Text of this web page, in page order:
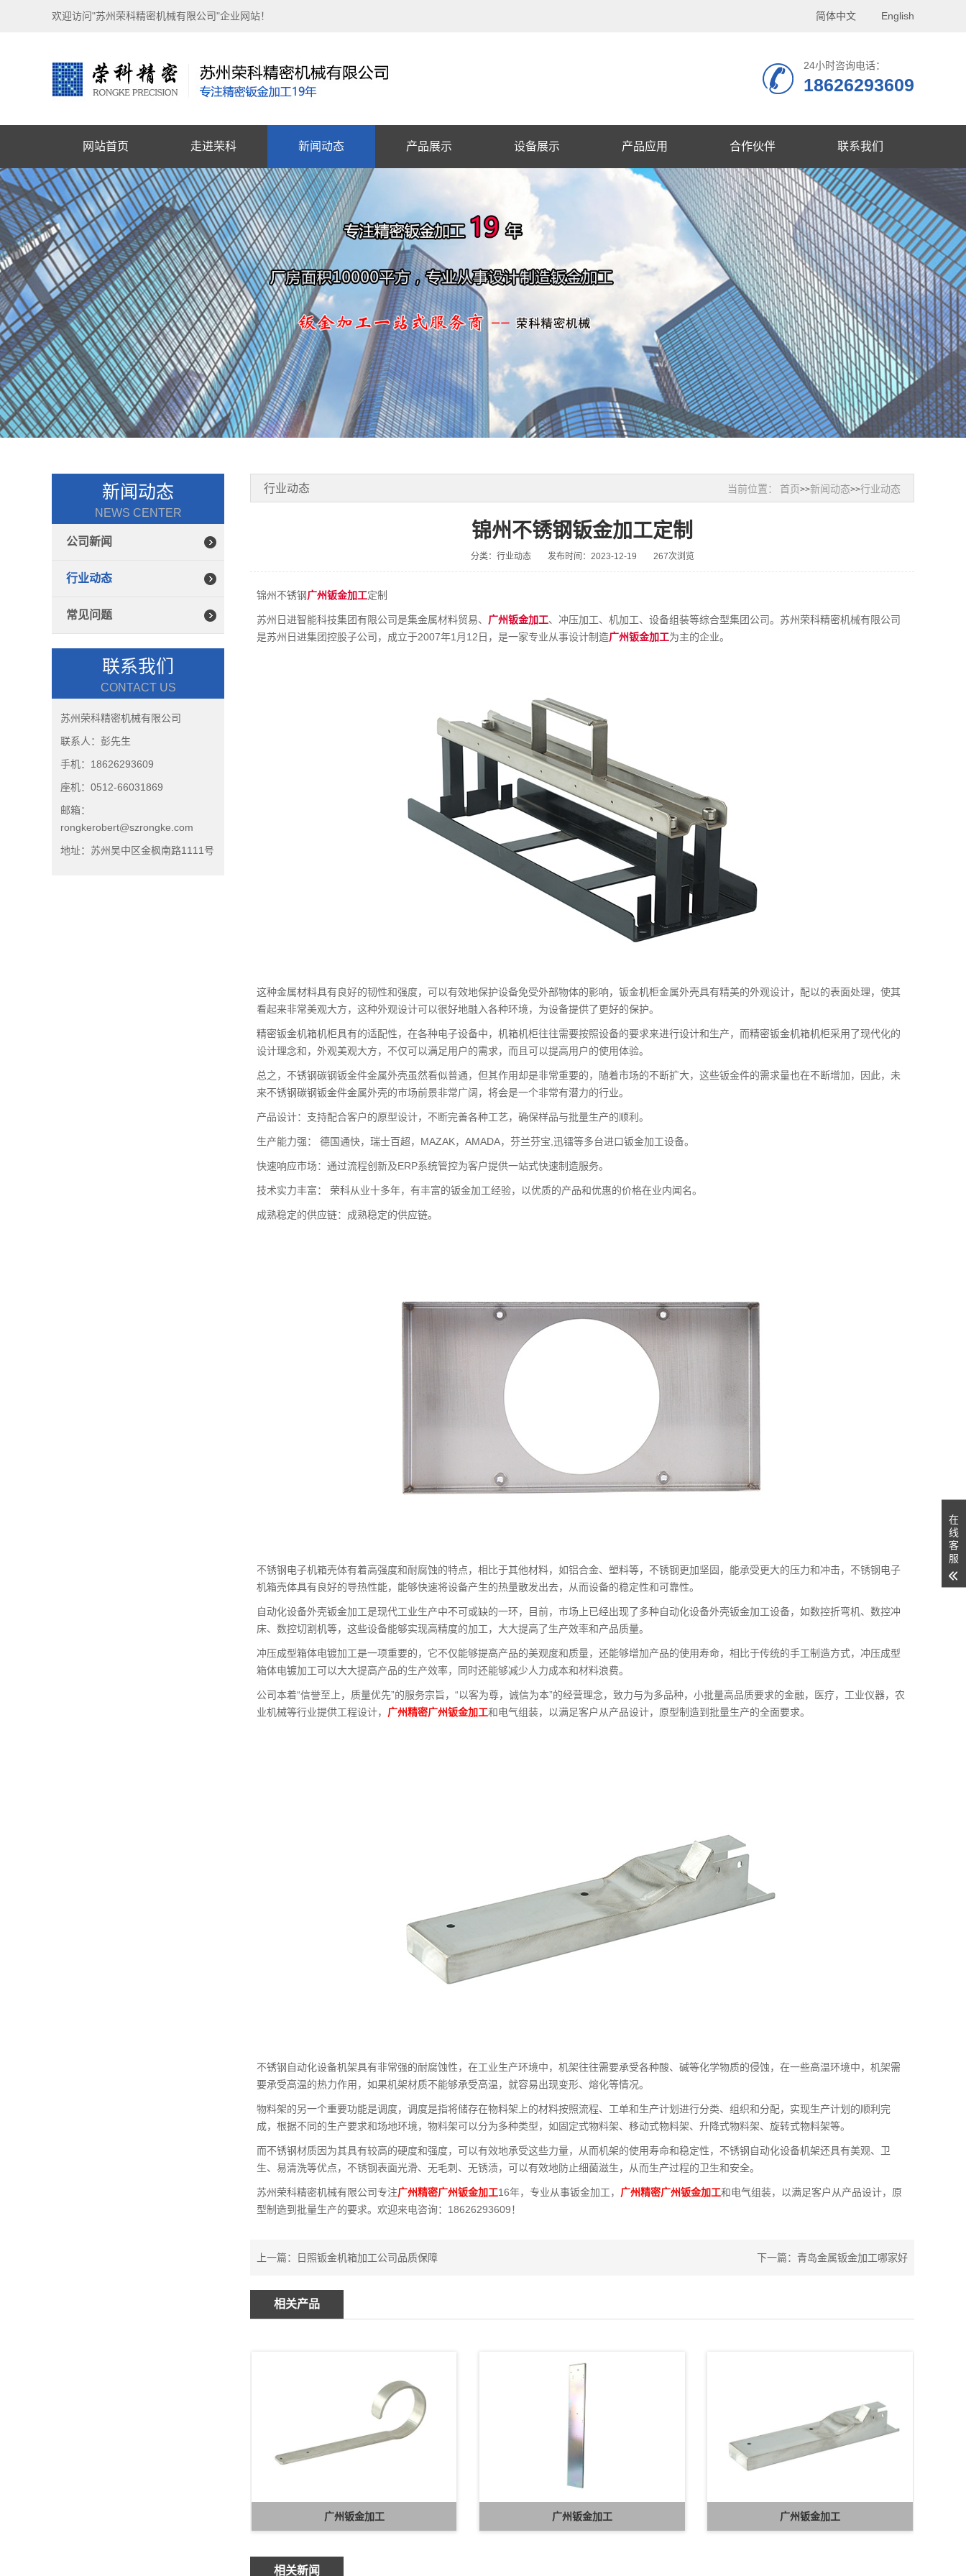
欢迎访问"苏州荣科精密机械有限公司"企业网站！ 简体中文 English
24小时咨询电话：
18626293609
网站首页 走进荣科 新闻动态 产品展示 设备展示 产品应用 合作伙伴 联系我们
新闻动态
NEWS CENTER
公司新闻
行业动态
常见问题
联系我们
CONTACT US
苏州荣科精密机械有限公司
联系人：彭先生
手机：18626293609
座机：0512-66031869
邮箱：
rongkerobert@szrongke.com
地址：苏州吴中区金枫南路1111号
行业动态 当前位置： 首页>>新闻动态>>行业动态
锦州不锈钢钣金加工定制
分类：行业动态 发布时间：2023-12-19 267次浏览
锦州不锈钢广州钣金加工定制
苏州日进智能科技集团有限公司是集金属材料贸易、 广州钣金加工、冲压加工、机加工、设备组装等综合型集团公司。苏州荣科精密机械有限公司
是苏州日进集团控股子公司，成立于2007年1月12日，是一家专业从事设计制造广州钣金加工为主的企业。
这种金属材料具有良好的韧性和强度，可以有效地保护设备免受外部物体的影响，钣金机柜金属外壳具有精美的外观设计，配以的表面处理，使其
看起来非常美观大方，这种外观设计可以很好地融入各种环境，为设备提供了更好的保护。
精密钣金机箱机柜具有的适配性，在各种电子设备中，机箱机柜往往需要按照设备的要求来进行设计和生产，而精密钣金机箱机柜采用了现代化的
设计理念和，外观美观大方，不仅可以满足用户的需求，而且可以提高用户的使用体验。
总之，不锈钢碳钢钣金件金属外壳虽然看似普通，但其作用却是非常重要的，随着市场的不断扩大，这些钣金件的需求量也在不断增加，因此，未
来不锈钢碳钢钣金件金属外壳的市场前景非常广阔，将会是一个非常有潜力的行业。
产品设计：支持配合客户的原型设计，不断完善各种工艺，确保样品与批量生产的顺利。
生产能力强： 德国通快，瑞士百超，MAZAK，AMADA，芬兰芬宝,迅镭等多台进口钣金加工设备。
快速响应市场：通过流程创新及ERP系统管控为客户提供一站式快速制造服务。
技术实力丰富： 荣科从业十多年，有丰富的钣金加工经验，以优质的产品和优惠的价格在业内闻名。
成熟稳定的供应链：成熟稳定的供应链。
不锈钢电子机箱壳体有着高强度和耐腐蚀的特点，相比于其他材料，如铝合金、塑料等，不锈钢更加坚固，能承受更大的压力和冲击，不锈钢电子
机箱壳体具有良好的导热性能，能够快速将设备产生的热量散发出去，从而设备的稳定性和可靠性。
自动化设备外壳钣金加工是现代工业生产中不可或缺的一环，目前，市场上已经出现了多种自动化设备外壳钣金加工设备，如数控折弯机、数控冲
床、数控切割机等，这些设备能够实现高精度的加工，大大提高了生产效率和产品质量。
冲压成型箱体电镀加工是一项重要的，它不仅能够提高产品的美观度和质量，还能够增加产品的使用寿命，相比于传统的手工制造方式，冲压成型
箱体电镀加工可以大大提高产品的生产效率，同时还能够减少人力成本和材料浪费。
公司本着“信誉至上，质量优先”的服务宗旨，“以客为尊，诚信为本”的经营理念，致力与为多品种，小批量高品质要求的金融，医疗，工业仪器，农
业机械等行业提供工程设计， 广州精密广州钣金加工和电气组装，以满足客户从产品设计，原型制造到批量生产的全面要求。
不锈钢自动化设备机架具有非常强的耐腐蚀性，在工业生产环境中，机架往往需要承受各种酸、碱等化学物质的侵蚀，在一些高温环境中，机架需
要承受高温的热力作用，如果机架材质不能够承受高温，就容易出现变形、熔化等情况。
物料架的另一个重要功能是调度，调度是指将储存在物料架上的材料按照流程、工单和生产计划进行分类、组织和分配，实现生产计划的顺利完
成，根据不同的生产要求和场地环境，物料架可以分为多种类型，如固定式物料架、移动式物料架、升降式物料架、旋转式物料架等。
而不锈钢材质因为其具有较高的硬度和强度，可以有效地承受这些力量，从而机架的使用寿命和稳定性，不锈钢自动化设备机架还具有美观、卫
生、易清洗等优点，不锈钢表面光滑、无毛刺、无锈渍，可以有效地防止细菌滋生，从而生产过程的卫生和安全。
苏州荣科精密机械有限公司专注广州精密广州钣金加工16年，专业从事钣金加工， 广州精密广州钣金加工和电气组装，以满足客户从产品设计，原
型制造到批量生产的要求。欢迎来电咨询：18626293609！
上一篇： 日照钣金机箱加工公司品质保障 下一篇： 青岛金属钣金加工哪家好
相关产品
广州钣金加工 广州钣金加工 广州钣金加工
相关新闻
在
线
客
服